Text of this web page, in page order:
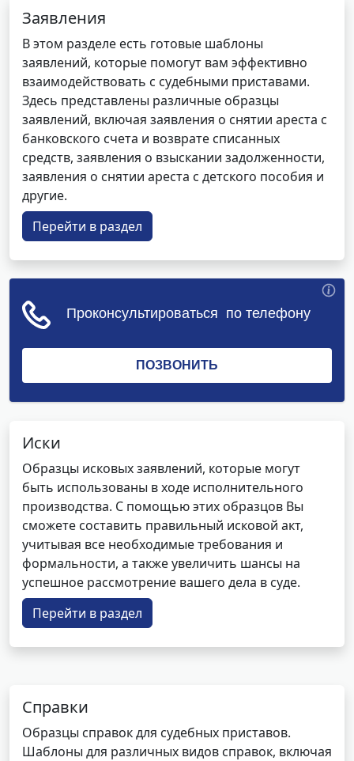
Заявления
В этом разделе есть готовые шаблоны
заявлений, которые помогут вам эффективно
взаимодействовать с судебными приставами.
Здесь представлены различные образцы
заявлений, включая заявления о снятии ареста с
банковского счета и возврате списанных
средств, заявления о взыскании задолженности,
заявления о снятии ареста с детского пособия и
другие.
Перейти в раздел
Иски
Образцы исковых заявлений, которые могут
быть использованы в ходе исполнительного
производства. С помощью этих образцов Вы
сможете составить правильный исковой акт,
учитывая все необходимые требования и
формальности, а также увеличить шансы на
успешное рассмотрение вашего дела в суде.
Перейти в раздел
Справки
Образцы справок для судебных приставов.
Шаблоны для различных видов справок, включая